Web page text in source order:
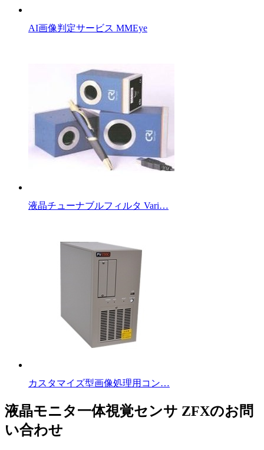
AI画像判定サービス MMEye
液晶チューナブルフィルタ Vari…
カスタマイズ型画像処理用コン…
液晶モニタ一体視覚センサ ZFXのお問
い合わせ